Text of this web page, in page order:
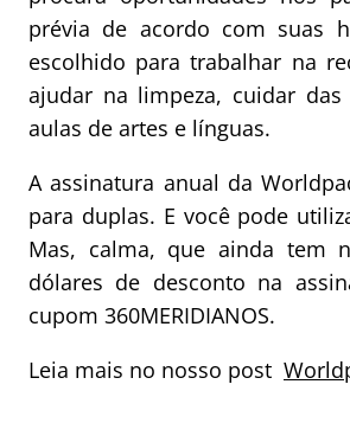
prévia de acordo com suas
escolhido para trabalhar na
ajudar na limpeza, cuidar
aulas de artes e línguas.
A assinatura anual da
para duplas. E você pode
Mas, calma, que ainda tem
dólares de desconto na
cupom 360MERIDIANOS.
Leia mais no nosso post